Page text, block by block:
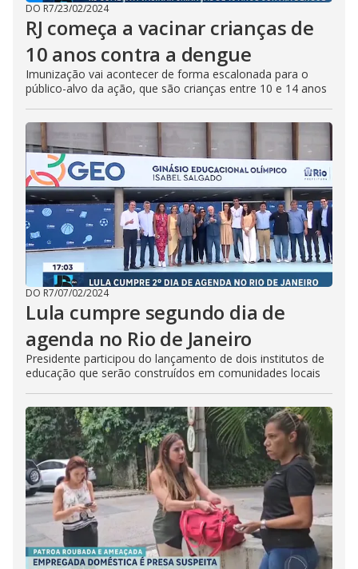
DO R7/23/02/2024
RJ começa a vacinar crianças de
10 anos contra a dengue
Imunização vai acontecer de forma escalonada para o
público-alvo da ação, que são crianças entre 10 e 14 anos
DO R7/07/02/2024
Lula cumpre segundo dia de
agenda no Rio de Janeiro
Presidente participou do lançamento de dois institutos de
educação que serão construídos em comunidades locais